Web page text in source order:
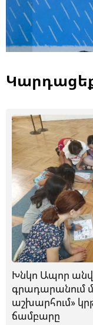
Խնկո Ապոր
գրադարանում
աշխարհում»
ճամբարը